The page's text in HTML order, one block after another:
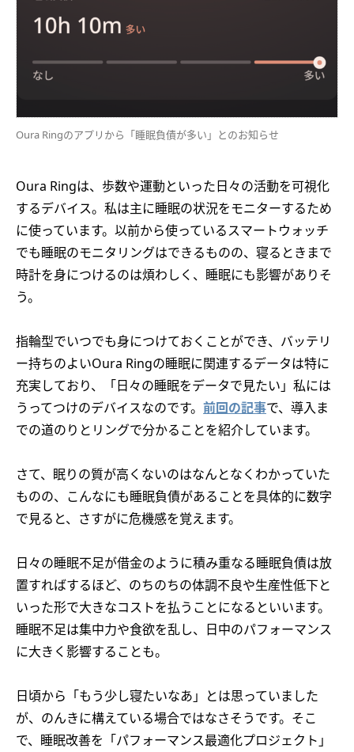
Oura Ringのアプリから「睡眠負債が多い」とのお知らせ
Oura Ringは、歩数や運動といった日々の活動を可視化
するデバイス。私は主に睡眠の状況をモニターするため
に使っています。以前から使っているスマートウォッチ
でも睡眠のモニタリングはできるものの、寝るときまで
時計を身につけるのは煩わしく、睡眠にも影響がありそ
う。
指輪型でいつでも身につけておくことができ、バッテリ
ー持ちのよいOura Ringの睡眠に関連するデータは特に
充実しており、「日々の睡眠をデータで見たい」私には
うってつけのデバイスなのです。 前回の記事で、導入ま
での道のりとリングで分かることを紹介しています。
さて、眠りの質が高くないのはなんとなくわかっていた
ものの、こんなにも睡眠負債があることを具体的に数字
で見ると、さすがに危機感を覚えます。
日々の睡眠不足が借金のように積み重なる睡眠負債は放
置すればするほど、のちのちの体調不良や生産性低下と
いった形で大きなコストを払うことになるといいます。
睡眠不足は集中力や食欲を乱し、日中のパフォーマンス
に大きく影響することも。
日頃から「もう少し寝たいなあ」とは思っていました
が、のんきに構えている場合ではなさそうです。そこ
で、睡眠改善を「パフォーマンス最適化プロジェクト」